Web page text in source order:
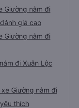
Giường nằm đi
giá cao
Giường nằm đi
đi Xuân Lộc
Giường nằm đi
thích